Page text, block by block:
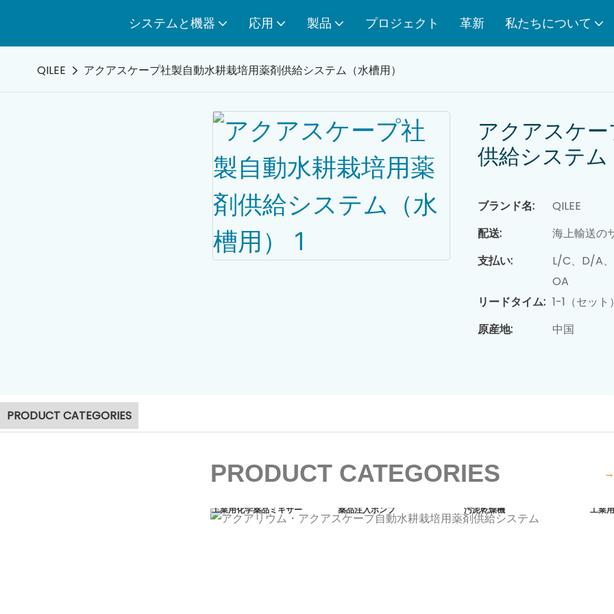
システムと機器 応用 製品 プロジェクト 革新 私たちについて
QILEE アクアスケープ社製自動水耕栽培用薬剤供給システム（水槽用）
アクアスケ
供給システム
ブランド名:
QILEE
配送:
海上輸送の
支払い:
L/C、D/A
OA
リードタイム: 1-1（セッ
原産地:
中国
PRODUCT CATEGORIES
PRODUCT CATEGORIES →
工業用化学薬品ミキサー 薬品注入ポンプ 汚泥乾燥機 工業